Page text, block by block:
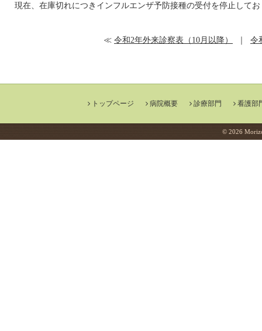
現在、在庫切れにつきインフルエンザ予防接種の受付を停止して
≪ 令和2年外来診察表（10月以降） ｜ 令
トップページ 病院概要 診療部門 看護部
© 2026